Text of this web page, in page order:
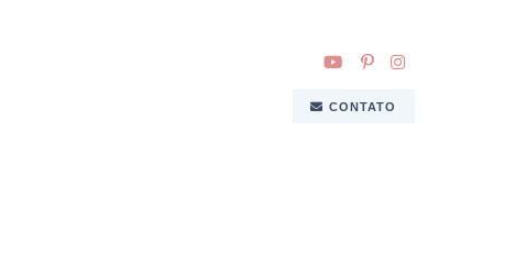
CONTATO